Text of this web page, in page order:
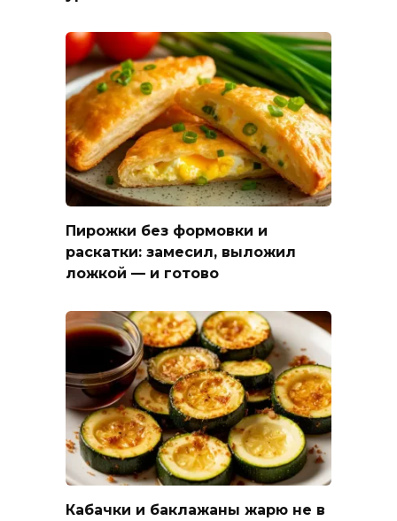
Пирожки без формовки и
раскатки: замесил, выложил
ложкой — и готово
Кабачки и баклажаны жарю не в